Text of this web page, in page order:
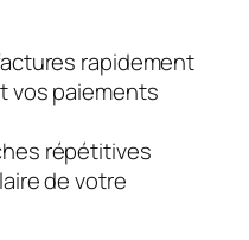
rapidement
vos paiements
répétitives
de votre